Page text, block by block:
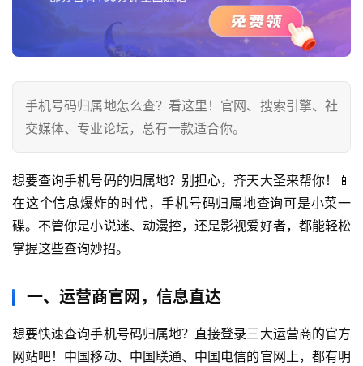
手机号码归属地怎么查？看这里！官网、搜索引擎、社
交媒体、专业论坛，总有一款适合你。
想要查询手机号码的归属地？别担心，齐天大圣来帮你！📱
在这个信息爆炸的时代，手机号码归属地查询可是小菜一
碟。不管你是小说迷、动漫控，还是影视爱好者，都能轻松
掌握这些查询妙招。
一、运营商官网，信息直达
想要快速查询手机号码归属地？直接登录三大运营商的官方
网站吧！中国移动、中国联通、中国电信的官网上，都有明